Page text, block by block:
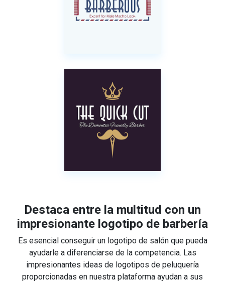
Destaca entre la multitud con un
impresionante logotipo de barbería
Es esencial conseguir un logotipo de salón que pueda
ayudarle a diferenciarse de la competencia. Las
impresionantes ideas de logotipos de peluquería
proporcionadas en nuestra plataforma ayudan a sus